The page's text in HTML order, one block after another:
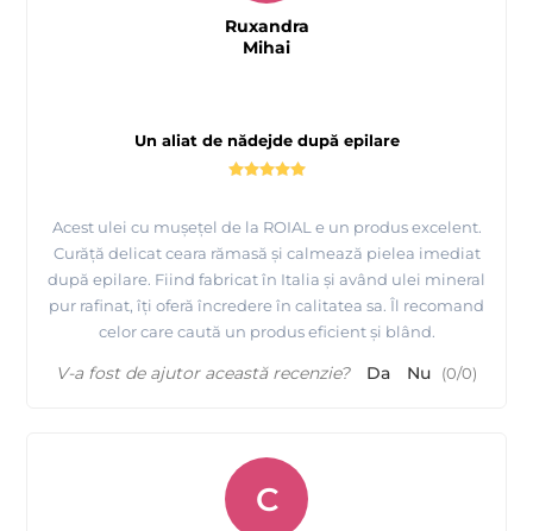
Un aliat de nădejde după epilare
Acest ulei cu mușețel de la ROIAL e un produs excelent.
Curăță delicat ceara rămasă și calmează pielea imediat
după epilare. Fiind fabricat în Italia și având ulei mineral
pur rafinat, îți oferă încredere în calitatea sa. Îl recomand
celor care caută un produs eficient și blând.
Ruxandra
Mihai
V-a fost de ajutor această recenzie? Da Nu (0/0)
C